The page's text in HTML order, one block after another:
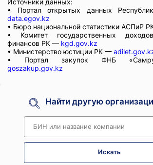
Источники данных:
• Портал открытых данных
data.egov.kz
• Бюро национальной статистики АСПиР
• Комитет государственных
финансов РК — kgd.gov.kz
• Министерство юстиции РК —
• Портал закупок ФНБ
goszakup.gov.kz
Найти другую
Искать